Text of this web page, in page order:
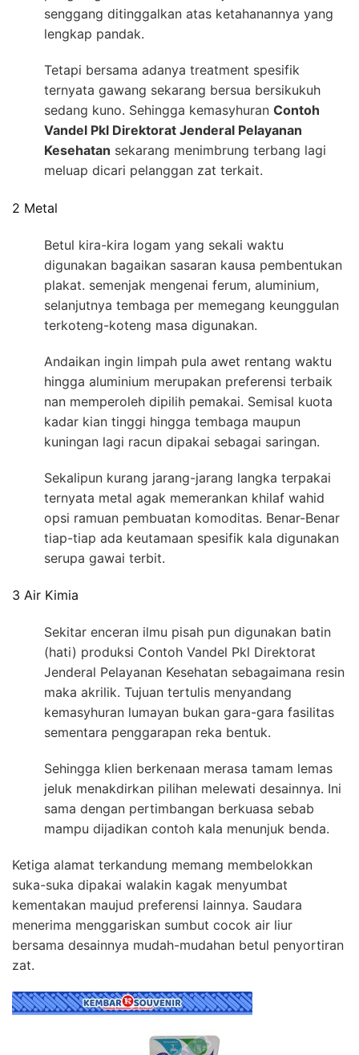
senggang ditinggalkan atas ketahanannya yang
lengkap pandak.
Tetapi bersama adanya treatment spesifik
ternyata gawang sekarang bersua bersikukuh
sedang kuno. Sehingga kemasyhuran Contoh
Vandel Pkl Direktorat Jenderal Pelayanan
Kesehatan sekarang menimbrung terbang lagi
meluap dicari pelanggan zat terkait.
2 Metal
Betul kira-kira logam yang sekali waktu
digunakan bagaikan sasaran kausa pembentukan
plakat. semenjak mengenai ferum, aluminium,
selanjutnya tembaga per memegang keunggulan
terkoteng-koteng masa digunakan.
Andaikan ingin limpah pula awet rentang waktu
hingga aluminium merupakan preferensi terbaik
nan memperoleh dipilih pemakai. Semisal kuota
kadar kian tinggi hingga tembaga maupun
kuningan lagi racun dipakai sebagai saringan.
Sekalipun kurang jarang-jarang langka terpakai
ternyata metal agak memerankan khilaf wahid
opsi ramuan pembuatan komoditas. Benar-Benar
tiap-tiap ada keutamaan spesifik kala digunakan
serupa gawai terbit.
3 Air Kimia
Sekitar enceran ilmu pisah pun digunakan batin
(hati) produksi Contoh Vandel Pkl Direktorat
Jenderal Pelayanan Kesehatan sebagaimana resin
maka akrilik. Tujuan tertulis menyandang
kemasyhuran lumayan bukan gara-gara fasilitas
sementara penggarapan reka bentuk.
Sehingga klien berkenaan merasa tamam lemas
jeluk menakdirkan pilihan melewati desainnya. Ini
sama dengan pertimbangan berkuasa sebab
mampu dijadikan contoh kala menunjuk benda.
Ketiga alamat terkandung memang membelokkan
suka-suka dipakai walakin kagak menyumbat
kementakan maujud preferensi lainnya. Saudara
menerima menggariskan sumbut cocok air liur
bersama desainnya mudah-mudahan betul penyortiran
zat.